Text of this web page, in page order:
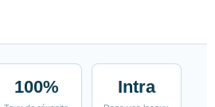
100% Intra